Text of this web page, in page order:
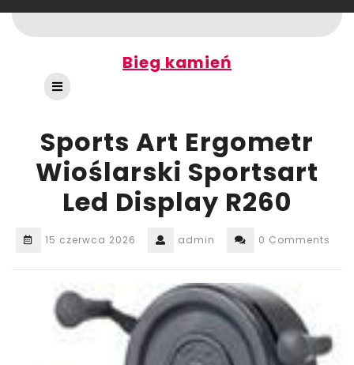
to
content
Bieg kamień
Open
Button
Sports Art Ergometr
Wioślarski Sportsart
Led Display R260
15 czerwca 2026 admin 0 Comments